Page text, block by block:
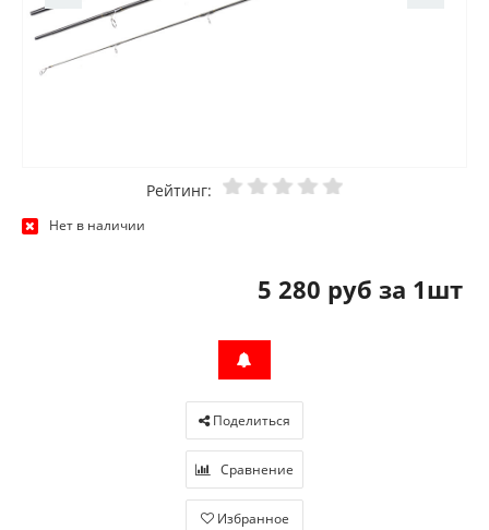
Рейтинг:
Нет в наличии
5 280 руб за 1шт
Поделиться
Сравнение
Избранное